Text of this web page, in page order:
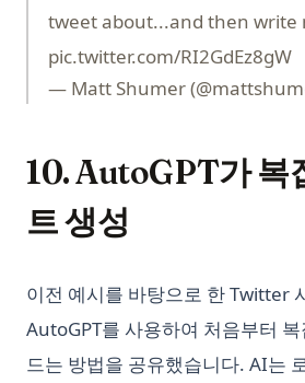
tweet about...and then write
pic.twitter.com/RI2GdEz8gW
— Matt Shumer
10. AutoGPT가 복
트 생성
이전 예시를 바탕으로 한 Twitter
AutoGPT를 사용하여 처음부터
드는 방법을 공유했습니다. AI는